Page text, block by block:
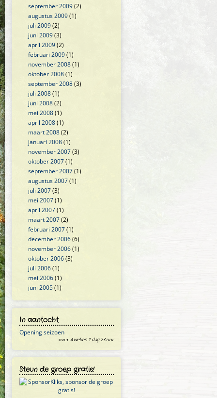
september 2009(2)
augustus 2009(1)
juli 2009(2)
juni 2009(3)
april 2009(2)
februari 2009(1)
november 2008(1)
oktober 2008(1)
september 2008(3)
juli 2008(1)
juni 2008(2)
mei 2008(1)
april 2008(1)
maart 2008(2)
januari 2008(1)
november 2007(3)
oktober 2007(1)
september 2007(1)
augustus 2007(1)
juli 2007(3)
mei 2007(1)
april 2007(1)
maart 2007(2)
februari 2007(1)
december 2006(6)
november 2006(1)
oktober 2006(3)
juli 2006(1)
mei 2006(1)
juni 2005(1)
In aantocht
Opening seizoen
over 4 weken 1 dag 23 uur
Steun de groep gratis!